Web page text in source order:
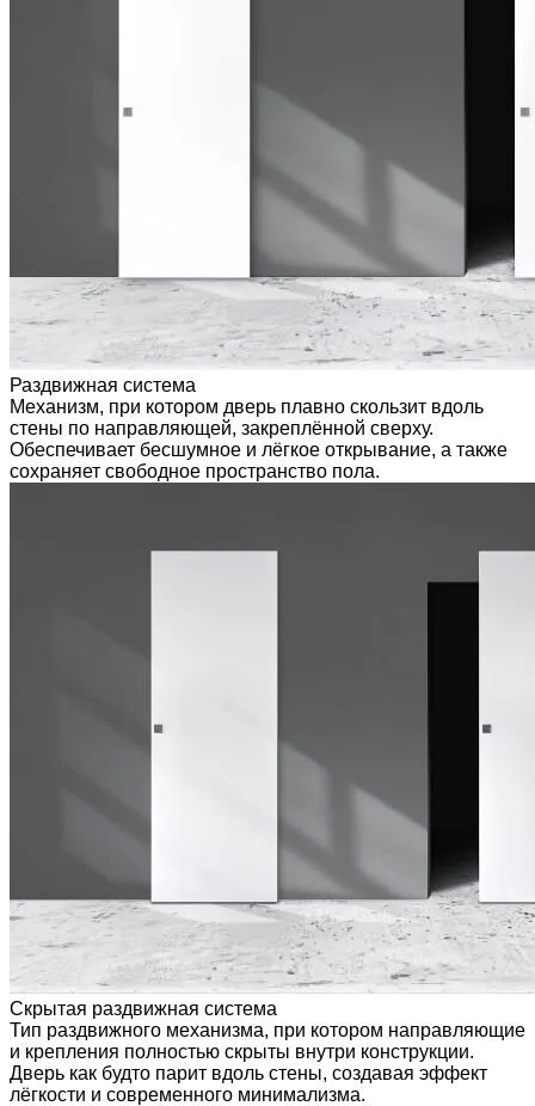
Раздвижная система
Механизм, при котором дверь плавно скользит вдоль
стены по направляющей, закреплённой сверху.
Обеспечивает бесшумное и лёгкое открывание, а также
сохраняет свободное пространство пола.
Скрытая раздвижная система
Тип раздвижного механизма, при котором направляющие
и крепления полностью скрыты внутри конструкции.
Дверь как будто парит вдоль стены, создавая эффект
лёгкости и современного минимализма.